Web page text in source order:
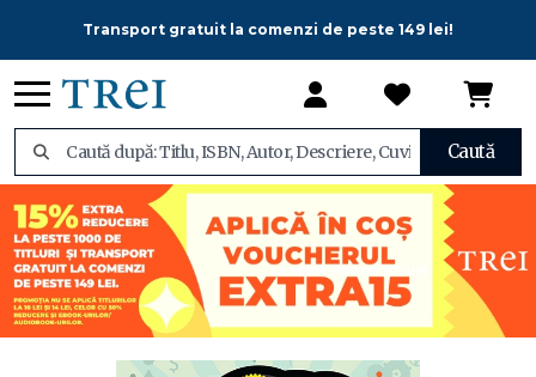
Transport gratuit la comenzi de peste 149 lei!
Caută